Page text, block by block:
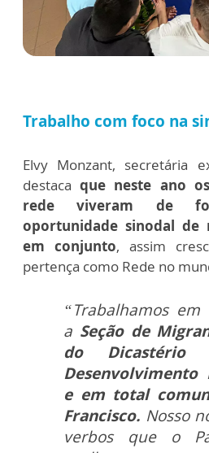
Trabalho com foco na
Elvy Monzant, secretária
destacaque neste ano
rede viveram de
oportunidade sinodal de
em conjunto, assim
pertença como Rede no
“Trabalhamos em
a Seção de
do
e em total
Francisco. Nosso
verbos que o